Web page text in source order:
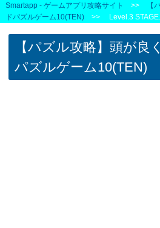
Smartapp - ゲームアプリ攻略サイト >>
【
ドパズルゲーム10(TEN)>> Level.3
【パズル攻略】頭が良
パズルゲーム10(TEN)